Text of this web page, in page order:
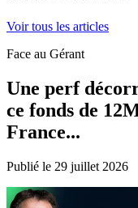
Voir tous les articles
Face au Gérant
Une perf
ce fonds de
France...
Publié le 29 juillet 2026